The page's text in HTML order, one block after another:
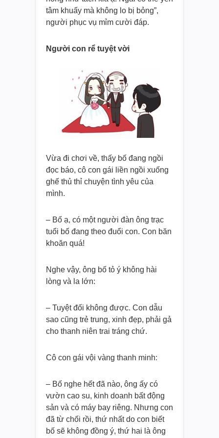
tâm khuấy mà không lo bị bỏng”,
người phục vụ mỉm cười đáp.
Người con rể tuyệt vời
Vừa đi chơi về, thấy bố đang ngồi
đọc báo, cô con gái liền ngồi xuống
ghế thủ thỉ chuyện tình yêu của
mình.
– Bố ạ, có một người đàn ông trạc
tuổi bố đang theo đuổi con. Con băn
khoăn quá!
Nghe vậy, ông bố tỏ ý không hài
lòng và la lớn:
– Tuyệt đối không được. Con dẫu
sao cũng trẻ trung, xinh đẹp, phải gả
cho thanh niên trai tráng chứ.
Cô con gái vội vàng thanh minh:
– Bố nghe hết đã nào, ông ấy có
vườn cao su, kinh doanh bất động
sản và có máy bay riêng. Nhưng con
đã từ chối rồi, thứ nhất do con biết
bố sẽ không đồng ý, thứ hai là ông